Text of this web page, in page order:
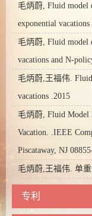
毛炳蔚, Fluid model
exponential vacations
毛炳蔚, Fluid model
vacations and N-
毛炳蔚,王福伟.
vacations .2015
毛炳蔚, Fluid Model
Vacation. .IEEE
Piscataway, NJ
毛炳蔚,王福伟. 单
专利